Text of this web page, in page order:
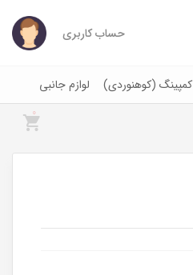
حساب کاربری
کمپینگ (کوهنوردی) لوازم جانبی
0